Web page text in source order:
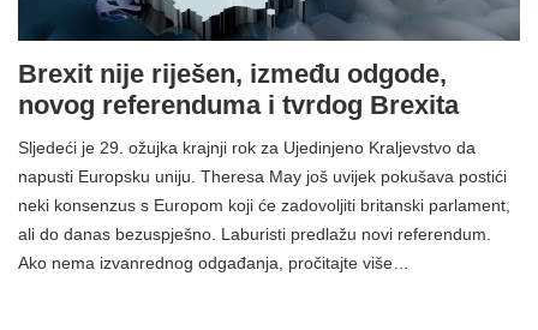
Brexit nije riješen, između odgode,
novog referenduma i tvrdog Brexita
Sljedeći je 29. ožujka krajnji rok za Ujedinjeno Kraljevstvo da
napusti Europsku uniju. Theresa May još uvijek pokušava postići
neki konsenzus s Europom koji će zadovoljiti britanski parlament,
ali do danas bezuspješno. Laburisti predlažu novi referendum.
Ako nema izvanrednog odgađanja, pročitajte više…